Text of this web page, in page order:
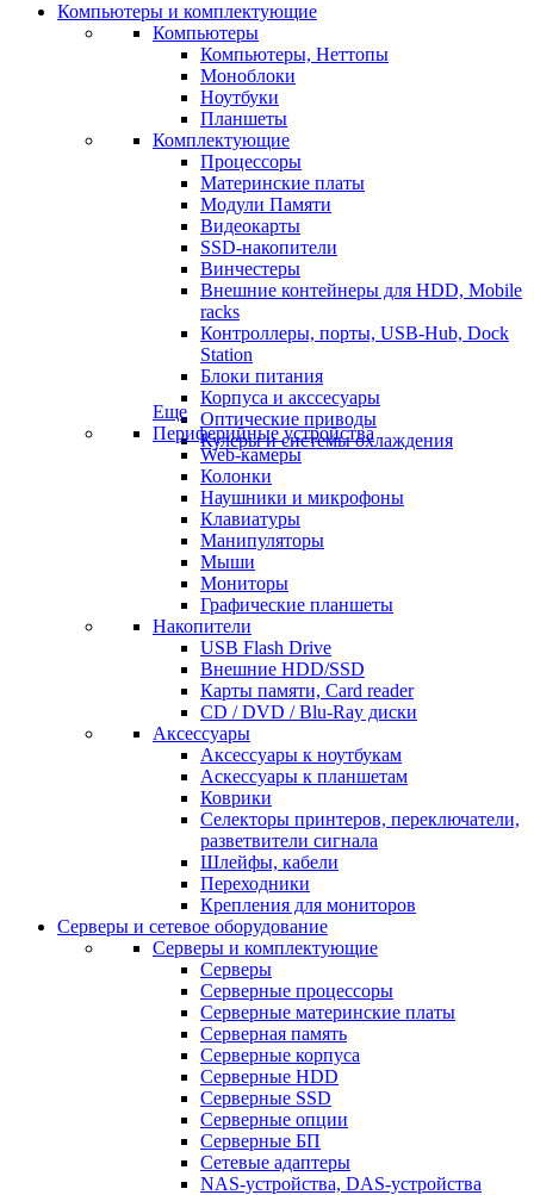
Компьютеры и комплектующие
Компьютеры
Компьютеры, Неттопы
Моноблоки
Ноутбуки
Планшеты
Комплектующие
Процессоры
Материнские платы
Модули Памяти
Видеокарты
SSD-накопители
Винчестеры
Внешние контейнеры для HDD, Mobile
racks
Контроллеры, порты, USB-Hub, Dock
Station
Блоки питания
Корпуса и акссесуары
Оптические приводы
Кулеры и системы охлаждения
Еще
Периферийные устройства
Web-камеры
Колонки
Наушники и микрофоны
Клавиатуры
Манипуляторы
Мыши
Мониторы
Графические планшеты
Накопители
USB Flash Drive
Внешние HDD/SSD
Карты памяти, Card reader
CD / DVD / Blu-Ray диски
Аксессуары
Аксессуары к ноутбукам
Аскессуары к планшетам
Коврики
Селекторы принтеров, переключатели,
разветвители сигнала
Шлейфы, кабели
Переходники
Крепления для мониторов
Серверы и сетевое оборудование
Серверы и комплектующие
Серверы
Серверные процессоры
Серверные материнские платы
Серверная память
Серверные корпуса
Серверные HDD
Серверные SSD
Серверные опции
Серверные БП
Сетевые адаптеры
NAS-устройства, DAS-устройства